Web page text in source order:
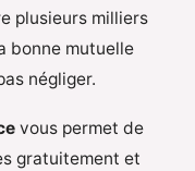
plusieurs milliers
bonne mutuelle
négliger.
vous permet de
gratuitement et